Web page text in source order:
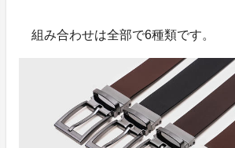
組み合わせは全部で6種類です。